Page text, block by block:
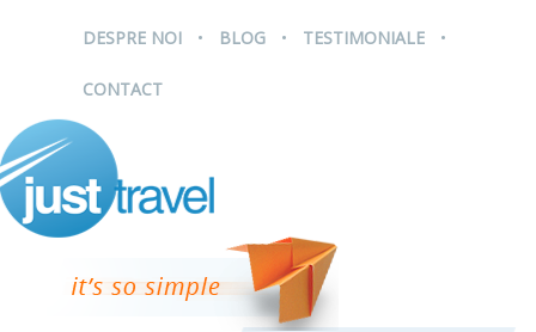
DESPRE NOI . BLOG . TESTIMONIALE .
CONTACT